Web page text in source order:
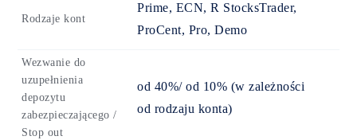
Rodzaje kont
Prime, ECN, R StocksTrader,
ProCent, Pro, Demo
Wezwanie do
uzupełnienia
depozytu
zabezpieczającego /
Stop out
od 40%/ od 10% (w zależności
od rodzaju konta)